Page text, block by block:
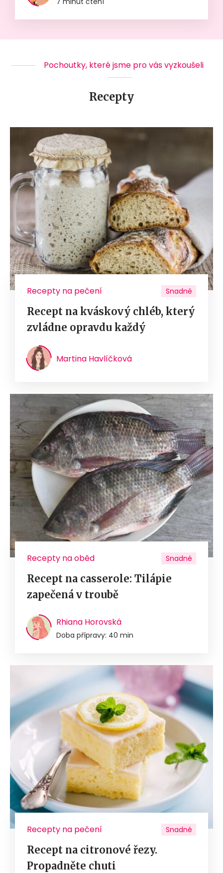
Pochoutky, které jsme pro vás vyzkoušeli
Recepty
Recepty na pečení Snadné
Recept na kváskový chléb, který
zvládne opravdu každý
Martina Havlíčková
Recepty na oběd Snadné
Recept na casserole: Tilápie
zapečená v troubě
Rhiana Horovská
Doba přípravy: 40 min
Recepty na pečení Snadné
Recept na citronové řezy.
Propadněte chuti